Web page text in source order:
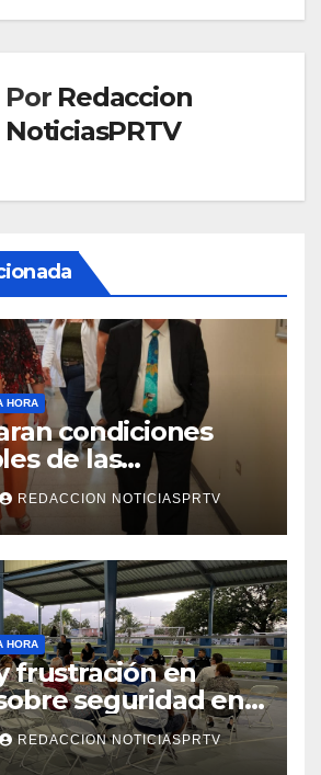
Por Redaccion
NoticiasPRTV
HORA
condiciones
de las
el Departamento
en Mayagüez
REDACCION NOTICIASPRTV
HORA
frustración en
seguridad en
REDACCION NOTICIASPRTV